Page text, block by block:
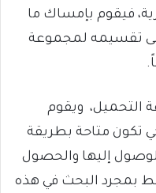
فيقوم بإمساك ما
تقسيمه لمجموعة
التحميل، ويقوم
تكون متاحة بطريقة
إليها والحصول
بمجرد البحث في هذه